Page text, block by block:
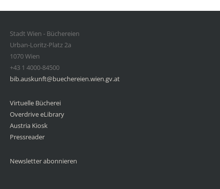
Stadt Wien - Büchereien
Urban-Loritz-Platz 2a
1070 Wien
+43 1 4000-84500
bib.auskunft@buechereien.wien.gv.at
Virtuelle Bücherei
Overdrive eLibrary
Austria Kiosk
Pressreader
Newsletter abonnieren